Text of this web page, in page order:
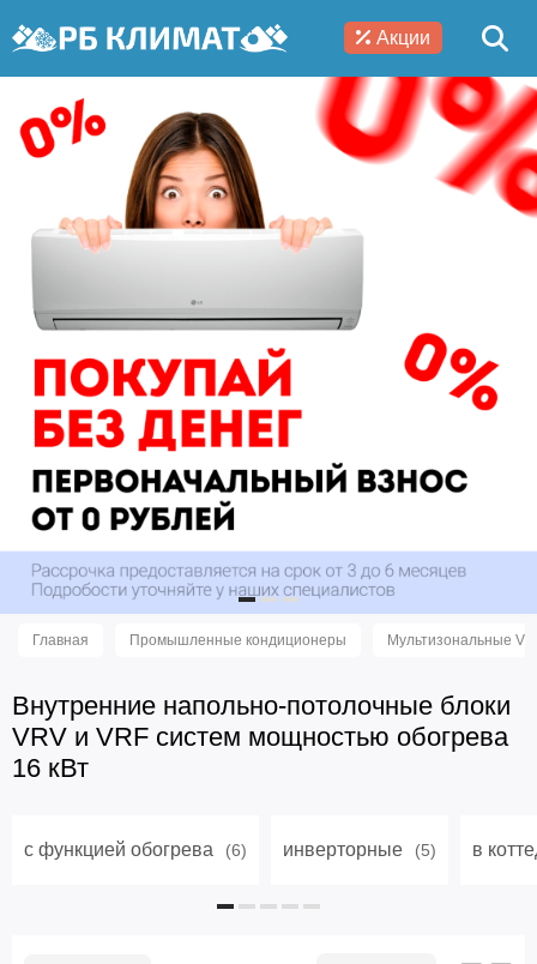
Акции
Главная Промышленные кондиционеры Мультизональные
Внутренние напольно-потолочные блоки
VRV и VRF систем мощностью обогрева
16 кВт
с функцией обогрева (6) инверторные (5) в